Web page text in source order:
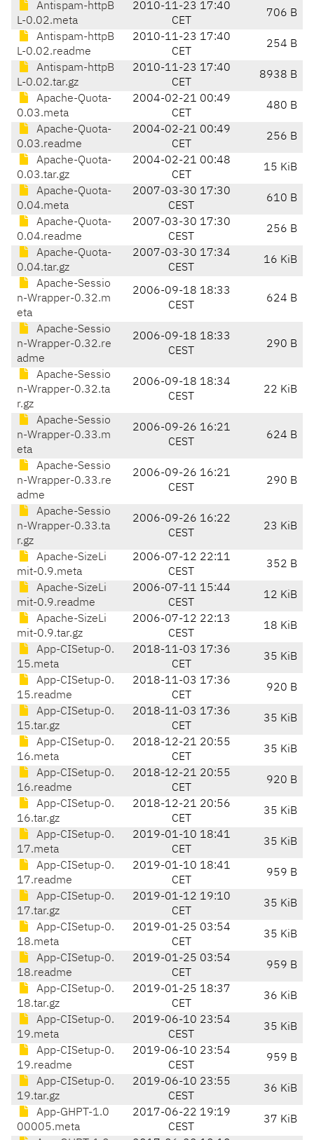
Antispam-httpB
L-0.02.meta
2010-11-23 17:40
CET
706 B
Antispam-httpB
L-0.02.readme
2010-11-23 17:40
CET
254 B
Antispam-httpB
L-0.02.tar.gz
2010-11-23 17:40
CET
8938 B
Apache-Quota-
0.03.meta
2004-02-21 00:49
CET
480 B
Apache-Quota-
0.03.readme
2004-02-21 00:49
CET
256 B
Apache-Quota-
0.03.tar.gz
2004-02-21 00:48
CET
15 KiB
Apache-Quota-
0.04.meta
2007-03-30 17:30
CEST
610 B
Apache-Quota-
0.04.readme
2007-03-30 17:30
CEST
256 B
Apache-Quota-
0.04.tar.gz
2007-03-30 17:34
CEST
16 KiB
Apache-Sessio
n-Wrapper-0.32.m
eta
2006-09-18 18:33
CEST
624 B
Apache-Sessio
n-Wrapper-0.32.re
adme
2006-09-18 18:33
CEST
290 B
Apache-Sessio
n-Wrapper-0.32.ta
r.gz
2006-09-18 18:34
CEST
22 KiB
Apache-Sessio
n-Wrapper-0.33.m
eta
2006-09-26 16:21
CEST
624 B
Apache-Sessio
n-Wrapper-0.33.re
adme
2006-09-26 16:21
CEST
290 B
Apache-Sessio
n-Wrapper-0.33.ta
r.gz
2006-09-26 16:22
CEST
23 KiB
Apache-SizeLi
mit-0.9.meta
2006-07-12 22:11
CEST
352 B
Apache-SizeLi
mit-0.9.readme
2006-07-11 15:44
CEST
12 KiB
Apache-SizeLi
mit-0.9.tar.gz
2006-07-12 22:13
CEST
18 KiB
App-CISetup-0.
15.meta
2018-11-03 17:36
CET
35 KiB
App-CISetup-0.
15.readme
2018-11-03 17:36
CET
920 B
App-CISetup-0.
15.tar.gz
2018-11-03 17:36
CET
35 KiB
App-CISetup-0.
16.meta
2018-12-21 20:55
CET
35 KiB
App-CISetup-0.
16.readme
2018-12-21 20:55
CET
920 B
App-CISetup-0.
16.tar.gz
2018-12-21 20:56
CET
35 KiB
App-CISetup-0.
17.meta
2019-01-10 18:41
CET
35 KiB
App-CISetup-0.
17.readme
2019-01-10 18:41
CET
959 B
App-CISetup-0.
17.tar.gz
2019-01-12 19:10
CET
35 KiB
App-CISetup-0.
18.meta
2019-01-25 03:54
CET
35 KiB
App-CISetup-0.
18.readme
2019-01-25 03:54
CET
959 B
App-CISetup-0.
18.tar.gz
2019-01-25 18:37
CET
36 KiB
App-CISetup-0.
19.meta
2019-06-10 23:54
CEST
35 KiB
App-CISetup-0.
19.readme
2019-06-10 23:54
CEST
959 B
App-CISetup-0.
19.tar.gz
2019-06-10 23:55
CEST
36 KiB
App-GHPT-1.0
00005.meta
2017-06-22 19:19
CEST
37 KiB